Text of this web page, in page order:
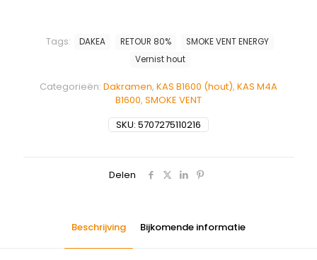
SKU: 5707275110216
Categorieën: Dakramen, KAS B1600 (hout), KAS M4A
B1600, SMOKE VENT
Tags: DAKEA RETOUR 80%
SMOKE VENT ENERGY
Vernist hout
Delen
Beschrijving Bijkomende informatie